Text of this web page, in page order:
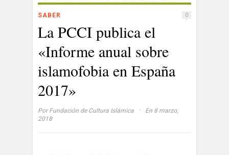
SABER 0
La PCCI publica el
«Informe anual sobre
islamofobia en España
2017»
Por Fundación de Cultura Islámica ·
En 8 marzo,
2018